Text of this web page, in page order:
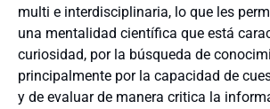
multi e interdisciplinaria, lo que les
una mentalidad científica que está
curiosidad, por la búsqueda de
principalmente por la capacidad de
y de evaluar de manera critica la